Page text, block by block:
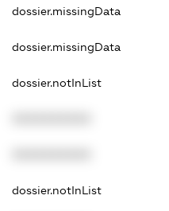
dossier.missingData
dossier.missingData
dossier.notInList
dossier.notInList